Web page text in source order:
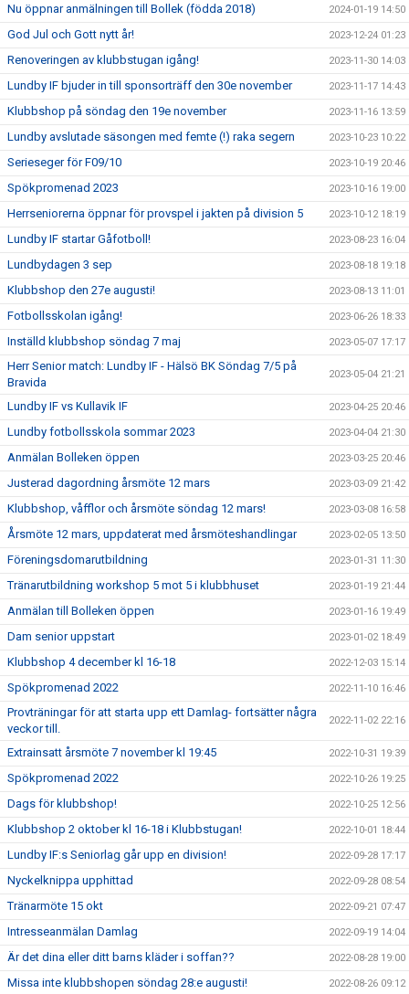
Nu öppnar anmälningen till Bollek (födda 2018) 2024-01-19 14:50
God Jul och Gott nytt år! 2023-12-24 01:23
Renoveringen av klubbstugan igång! 2023-11-30 14:03
Lundby IF bjuder in till sponsorträff den 30e november 2023-11-17 14:43
Klubbshop på söndag den 19e november 2023-11-16 13:59
Lundby avslutade säsongen med femte (!) raka segern 2023-10-23 10:22
Serieseger för F09/10 2023-10-19 20:46
Spökpromenad 2023 2023-10-16 19:00
Herrseniorerna öppnar för provspel i jakten på division 5 2023-10-12 18:19
Lundby IF startar Gåfotboll! 2023-08-23 16:04
Lundbydagen 3 sep 2023-08-18 19:18
Klubbshop den 27e augusti! 2023-08-13 11:01
Fotbollsskolan igång! 2023-06-26 18:33
Inställd klubbshop söndag 7 maj 2023-05-07 17:17
Herr Senior match: Lundby IF - Hälsö BK Söndag 7/5 på
Bravida
2023-05-04 21:21
Lundby IF vs Kullavik IF 2023-04-25 20:46
Lundby fotbollsskola sommar 2023 2023-04-04 21:30
Anmälan Bolleken öppen 2023-03-25 20:46
Justerad dagordning årsmöte 12 mars 2023-03-09 21:42
Klubbshop, våfflor och årsmöte söndag 12 mars! 2023-03-08 16:58
Årsmöte 12 mars, uppdaterat med årsmöteshandlingar 2023-02-05 13:50
Föreningsdomarutbildning 2023-01-31 11:30
Tränarutbildning workshop 5 mot 5 i klubbhuset 2023-01-19 21:44
Anmälan till Bolleken öppen 2023-01-16 19:49
Dam senior uppstart 2023-01-02 18:49
Klubbshop 4 december kl 16-18 2022-12-03 15:14
Spökpromenad 2022 2022-11-10 16:46
Provträningar för att starta upp ett Damlag- fortsätter några
veckor till.
2022-11-02 22:16
Extrainsatt årsmöte 7 november kl 19:45 2022-10-31 19:39
Spökpromenad 2022 2022-10-26 19:25
Dags för klubbshop! 2022-10-25 12:56
Klubbshop 2 oktober kl 16-18 i Klubbstugan! 2022-10-01 18:44
Lundby IF:s Seniorlag går upp en division! 2022-09-28 17:17
Nyckelknippa upphittad 2022-09-28 08:54
Tränarmöte 15 okt 2022-09-21 07:47
Intresseanmälan Damlag 2022-09-19 14:04
Är det dina eller ditt barns kläder i soffan?? 2022-08-28 19:00
Missa inte klubbshopen söndag 28:e augusti! 2022-08-26 09:12